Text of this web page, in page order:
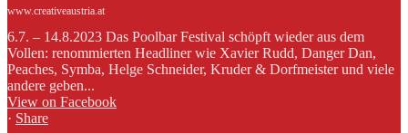
www.creativeaustria.at
6.7. – 14.8.2023 Das Poolbar Festival schöpft wieder aus dem
Vollen: renommierten Headliner wie Xavier Rudd, Danger Dan,
Peaches, Symba, Helge Schneider, Kruder & Dorfmeister und viele
andere geben...
View on Facebook
· Share